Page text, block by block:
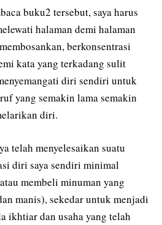
buku2 tersebut, saya harus
halaman demi halaman
berkonsentrasi
kata yang terkadang sulit
diri sendiri untuk
yang semakin lama semakin
diri.
telah menyelesaikan suatu
diri saya sendiri minimal
membeli minuman yang
manis), sekedar untuk menjadi
ikhtiar dan usaha yang telah